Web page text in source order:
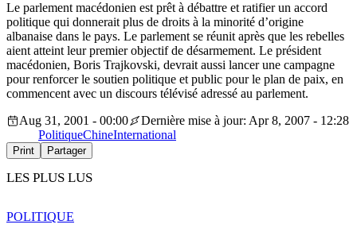
Le parlement macédonien est prêt à débattre et ratifier un accord
politique qui donnerait plus de droits à la minorité d’origine
albanaise dans le pays. Le parlement se réunit après que les rebelles
aient atteint leur premier objectif de désarmement. Le président
macédonien, Boris Trajkovski, devrait aussi lancer une campagne
pour renforcer le soutien politique et public pour le plan de paix, en
commencent avec un discours télévisé adressé au parlement.
Aug 31, 2001 - 00:00
Dernière mise à jour: Apr 8, 2007 - 12:28
PolitiqueChineInternational
Print Partager
LES PLUS LUS
POLITIQUE